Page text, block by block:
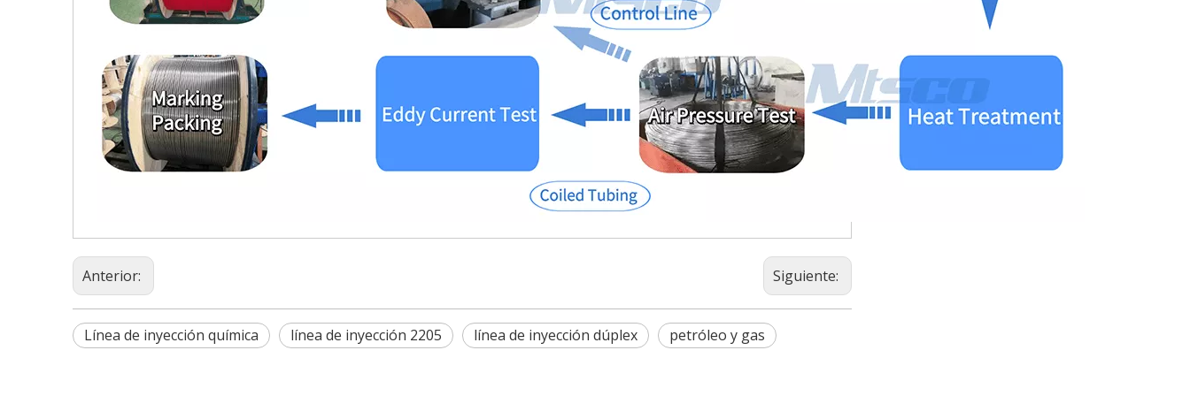
Anterior: Siguiente:
Línea de inyección química línea de inyección 2205 línea de inyección dúplex petróleo y gas